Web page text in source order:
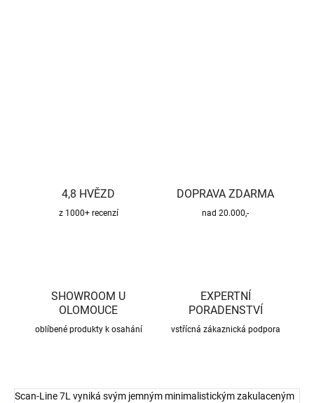
4,8 HVĚZD
z 1000+ recenzí
DOPRAVA ZDARMA
nad 20.000,-
SHOWROOM U
OLOMOUCE
oblíbené produkty k osahání
EXPERTNÍ
PORADENSTVÍ
vstřícná zákaznická podpora
Scan-Line 7L vyniká svým jemným minimalistickým zakulaceným